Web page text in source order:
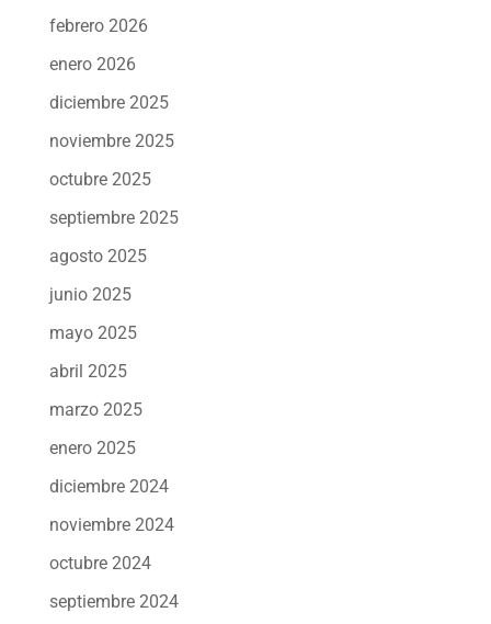
febrero 2026
enero 2026
diciembre 2025
noviembre 2025
octubre 2025
septiembre 2025
agosto 2025
junio 2025
mayo 2025
abril 2025
marzo 2025
enero 2025
diciembre 2024
noviembre 2024
octubre 2024
septiembre 2024